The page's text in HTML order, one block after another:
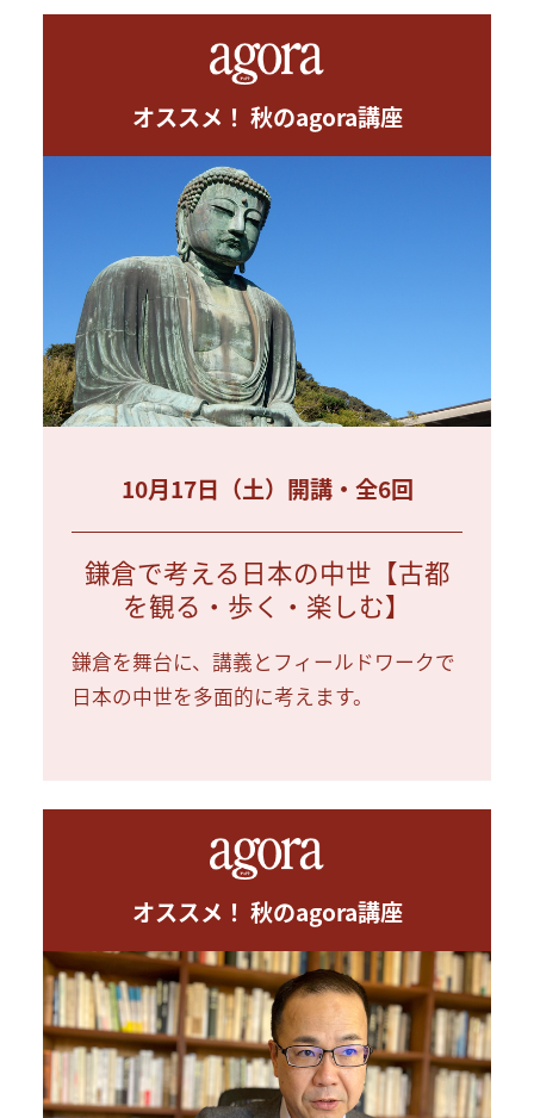
オススメ！ 秋のagora講座
10月17日（土）開講・全6回
鎌倉で考える日本の中世【古都
を観る・歩く・楽しむ】
鎌倉を舞台に、講義とフィールドワークで
日本の中世を多面的に考えます。
オススメ！ 秋のagora講座